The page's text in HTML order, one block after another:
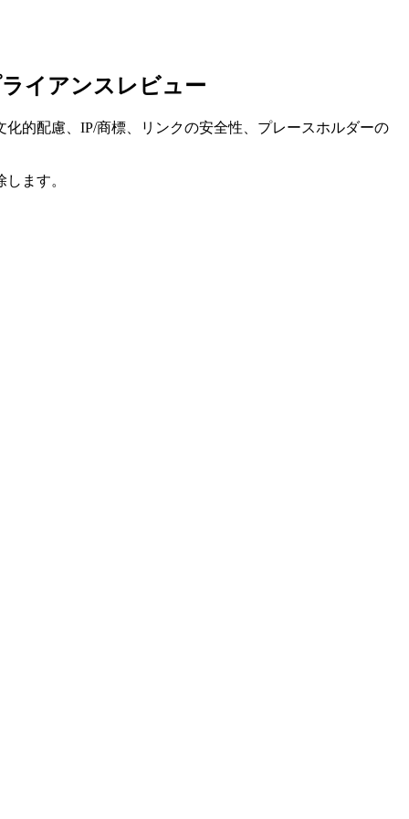
イアンスレビュー
的配慮、IP/商標、リンクの安全性、プレースホルダーの
ます。